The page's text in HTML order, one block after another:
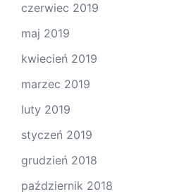
czerwiec 2019
maj 2019
kwiecień 2019
marzec 2019
luty 2019
styczeń 2019
grudzień 2018
październik 2018